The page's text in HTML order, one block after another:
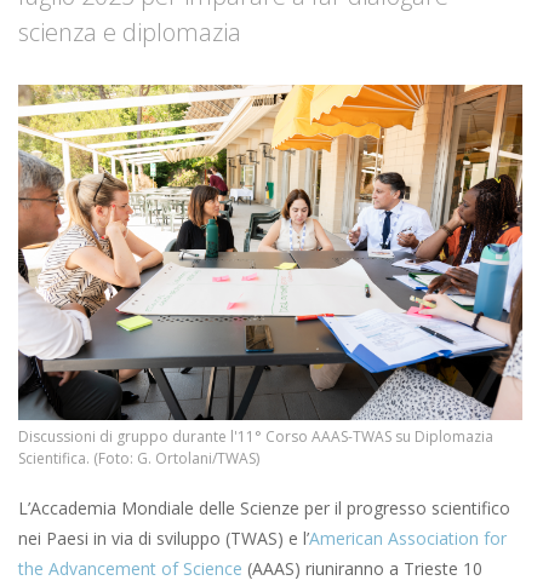
scienza e diplomazia
Discussioni di gruppo durante l'11° Corso AAAS-TWAS su Diplomazia
Scientifica. (Foto: G. Ortolani/TWAS)
L’Accademia Mondiale delle Scienze per il progresso scientifico
nei Paesi in via di sviluppo (TWAS) e l’American Association for
the Advancement of Science (AAAS) riuniranno a Trieste 10